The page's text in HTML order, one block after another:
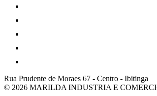
Rua Prudente de Moraes 67 - Centro - Ibitinga
© 2026 MARILDA INDUSTRIA E